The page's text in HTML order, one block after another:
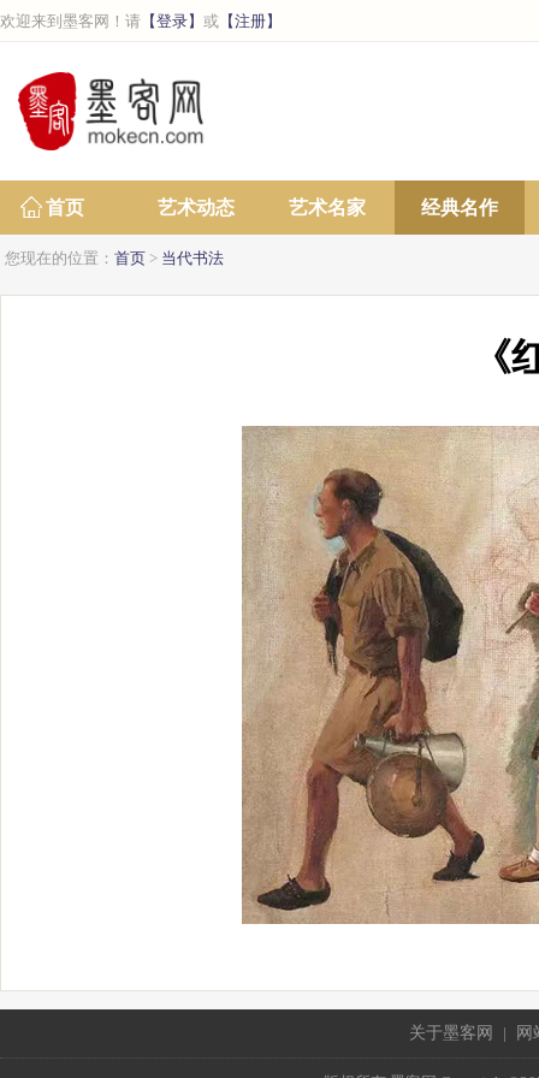
欢迎来到墨客网！请 【登录】 或 【注册】
首页 艺术动态 艺术名家 经典名作
您现在的位置： 首页 > 当代书法
关于墨客网 | 网